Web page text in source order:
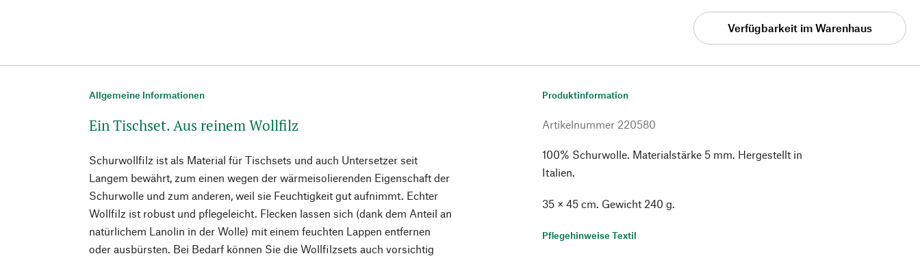
Verfügbarkeit im Warenhaus
Allgemeine Informationen
Ein Tischset. Aus reinem Wollfilz
Schurwollfilz ist als Material für Tischsets und auch Untersetzer seit
Langem bewährt, zum einen wegen der wärmeisolierenden Eigenschaft der
Schurwolle und zum anderen, weil sie Feuchtigkeit gut aufnimmt. Echter
Wollfilz ist robust und pflegeleicht. Flecken lassen sich (dank dem Anteil an
natürlichem Lanolin in der Wolle) mit einem feuchten Lappen entfernen
oder ausbürsten. Bei Bedarf können Sie die Wollfilzsets auch vorsichtig
Produktinformation
Artikelnummer 220580
100% Schurwolle. Materialstärke 5 mm. Hergestellt in
Italien.
35 × 45 cm. Gewicht 240 g.
Pflegehinweise Textil